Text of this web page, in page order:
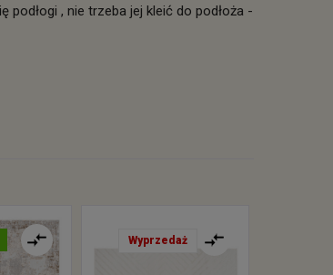
, nie trzeba jej kleić do podłoża -
Wyprzedaż